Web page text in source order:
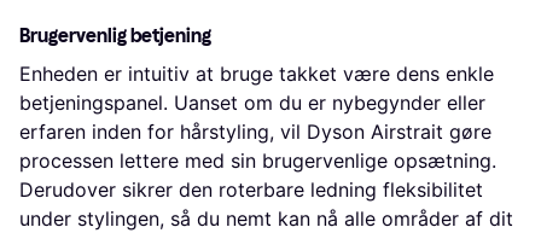
Brugervenlig betjening
Enheden er intuitiv at bruge takket være dens enkle
betjeningspanel. Uanset om du er nybegynder eller
erfaren inden for hårstyling, vil Dyson Airstrait gøre
processen lettere med sin brugervenlige opsætning.
Derudover sikrer den roterbare ledning fleksibilitet
under stylingen, så du nemt kan nå alle områder af dit